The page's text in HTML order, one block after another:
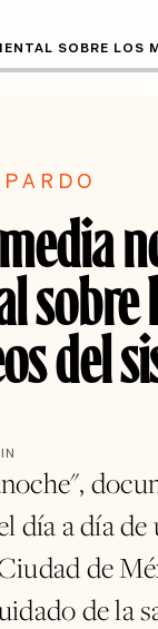
SOBRE LOS
sobre
del
día a día
de
de la